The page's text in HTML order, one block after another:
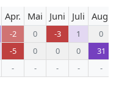
Apr. Mai Juni Juli Aug.
-2 0 -3 1
0
-5 0 0 0
31
- - - - -